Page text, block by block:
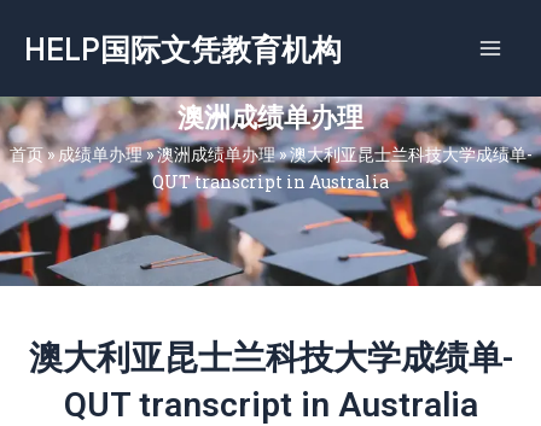
容
HELP国际文凭教育机构
澳洲成绩单办理
首页»成绩单办理»澳洲成绩单办理»澳大利亚昆士兰科技大学成绩单-
QUT transcript in Australia
澳大利亚昆士兰科技大学成绩单-
QUT transcript in Australia